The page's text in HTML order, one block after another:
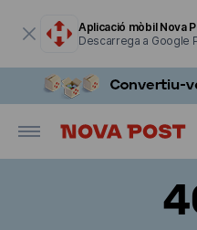
Aplicació mòbil Nova
Descarrega a Google